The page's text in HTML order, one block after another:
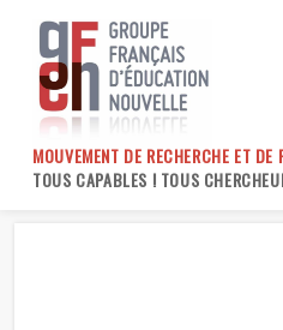
content
MOUVEMENT DE RECHERCHE ET DE
TOUS CAPABLES ! TOUS